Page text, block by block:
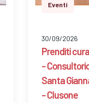
Eventi
30/09/2026
Prenditi
-
Santa
- Clusone